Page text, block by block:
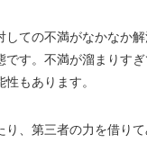
しての不満がなかなか
です。不満が溜まりす
もあります。
り、第三者の力を借り